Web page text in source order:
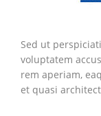
Sed ut
voluptatem
rem aperiam,
et quasi